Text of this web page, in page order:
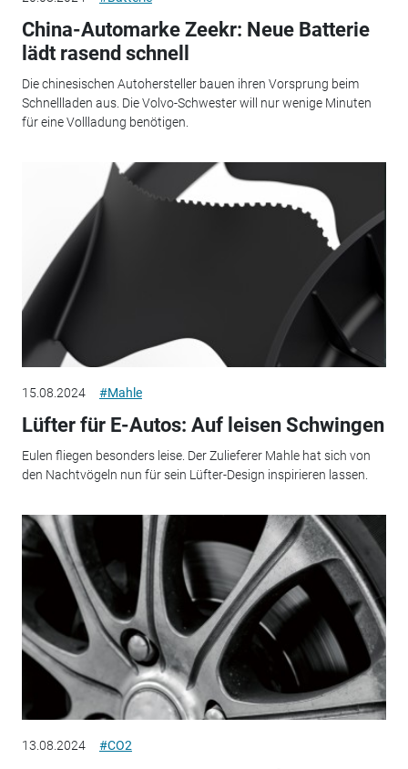
China-Automarke Zeekr: Neue Batterie
lädt rasend schnell
Die chinesischen Autohersteller bauen ihren Vorsprung beim
Schnellladen aus. Die Volvo-Schwester will nur wenige Minuten
für eine Vollladung benötigen.
15.08.2024 #Mahle
Lüfter für E-Autos: Auf leisen Schwingen
Eulen fliegen besonders leise. Der Zulieferer Mahle hat sich von
den Nachtvögeln nun für sein Lüfter-Design inspirieren lassen.
13.08.2024 #CO2